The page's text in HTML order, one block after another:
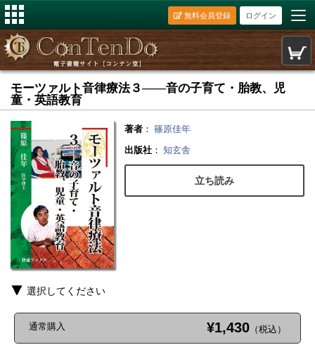
ログイン
無料会員登録
モーツァルト音律療法３――音の子育て・胎教、児
童・英語教育
著者 ： 篠原佳年
出版社 ： 知玄舎
立ち読み
選択してください
通常購入 ¥1,430 （税込）